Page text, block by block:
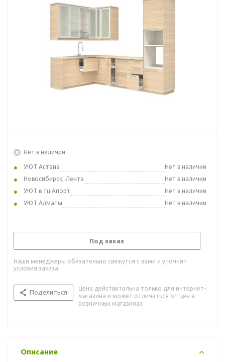
Нет в наличии
УЮТ Астана
Нет в наличии
Новосибирск, Лента
Нет в наличии
УЮТ в тц Апорт
Нет в наличии
УЮТ Алматы
Нет в наличии
Под заказ
Наши менеджеры обязательно свяжутся с вами и уточнят
условия заказа
Поделиться
Цена действительна только для интернет-
магазина и может отличаться от цен в
розничных магазинах
Описание